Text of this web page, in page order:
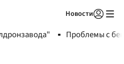
Новости
Проблемы с